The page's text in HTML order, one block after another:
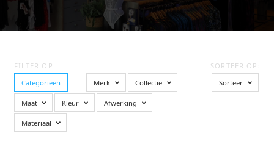
FILTER OP:
Categorieën
Merk Collectie
Maat Kleur Afwerking
Materiaal
SORTEER OP:
Sorteer